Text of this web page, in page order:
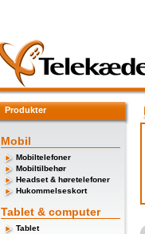
Produkter
Mobil
Mobiltelefoner
Mobiltilbehør
Headset & høretelefoner
Hukommelseskort
Tablet & computer
Tablet